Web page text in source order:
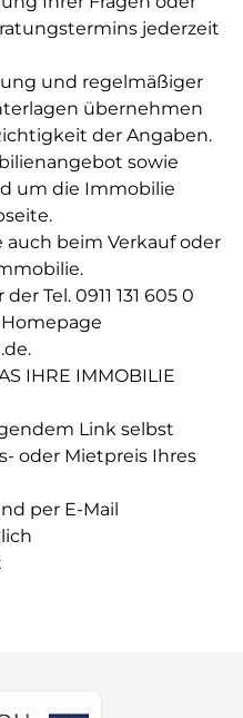
jederzeit
und regelmäßiger
übernehmen
der Angaben.
sowie
um die Immobilie
beim Verkauf oder
Tel. 0911 131 605 0
IHRE IMMOBILIE
Link selbst
oder Mietpreis Ihres
per E-Mail